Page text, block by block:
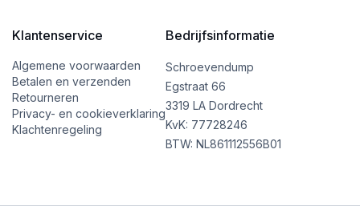
*
-
m
a
i
l
lKlantenservice
Algemene voorwaarden
Betalen en verzenden
Retourneren
Privacy- en cookieverklaring
Klachtenregeling
Bedrijfsinformatie
Schroevendump
Egstraat 66
3319 LA Dordrecht
KvK: 77728246
BTW: NL861112556B01